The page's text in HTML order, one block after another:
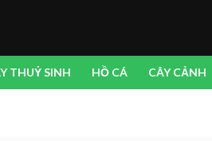
THUỶ SINH HỒ CÁ CÂY CẢNH